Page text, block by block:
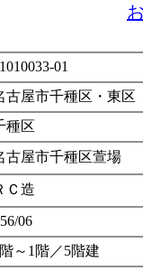
01
古屋市千種区・東区
種区
古屋市千種区萱場
Ｃ造
06
～1階／5階建